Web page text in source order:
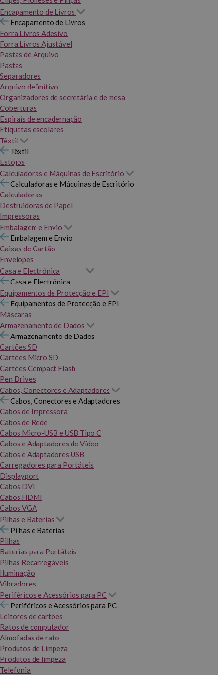
Encapamento de Livros
Encapamento de Livros
Forra Livros Adesivo
Forra Livros Ajustável
Pastas de Arquivo
Pastas
Separadores
Arquivo definitivo
Organizadores de secretária e de mesa
Coberturas
Espirais de encadernação
Etiquetas escolares
Têxtil
Têxtil
Estojos
Calculadoras e Máquinas de Escritório
Calculadoras e Máquinas de Escritório
Calculadoras
Destruidoras de Papel
Impressoras
Embalagem e Envio
Embalagem e Envio
Caixas de Cartão
Envelopes
Casa e Electrónica
Casa e Electrónica
Equipamentos de Protecção e EPI
Equipamentos de Protecção e EPI
Máscaras
Armazenamento de Dados
Armazenamento de Dados
Cartões SD
Cartões Micro SD
Cartões Compact Flash
Pen Drives
Cabos, Conectores e Adaptadores
Cabos, Conectores e Adaptadores
Cabos de Impressora
Cabos de Rede
Cabos Micro-USB e USB Tipo C
Cabos e Adaptadores de Vídeo
Cabos e Adaptadores USB
Carregadores para Portáteis
Displayport
Cabos DVI
Cabos HDMI
Cabos VGA
Pilhas e Baterias
Pilhas e Baterias
Pilhas
Baterias para Portáteis
Pilhas Recarregáveis
Iluminação
Vibradores
Periféricos e Acessórios para PC
Periféricos e Acessórios para PC
Leitores de cartões
Ratos de computador
Almofadas de rato
Produtos de Limpeza
Produtos de limpeza
Telefonia